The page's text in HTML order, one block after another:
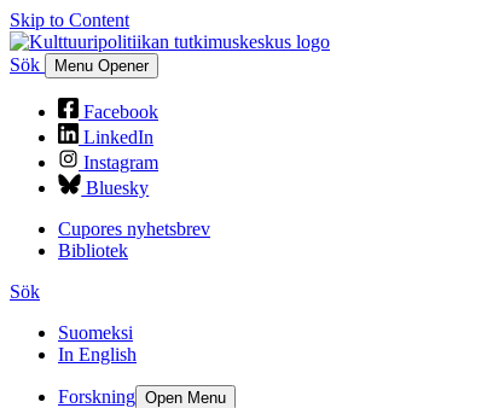
Skip to Content
Sök Menu Opener
Facebook
LinkedIn
Instagram
Bluesky
Cupores nyhetsbrev
Bibliotek
Sök
Suomeksi
In English
Forskning Open Menu